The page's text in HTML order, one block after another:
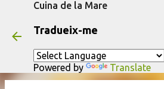
Cuina de la Mare
Tradueix-me
Powered by Translate